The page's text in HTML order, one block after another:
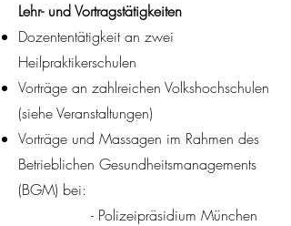
Lehr- und Vortragstätigkeiten
Dozententätigkeit an zwei
Heilpraktikerschulen
Vorträge an zahlreichen Volkshochschulen
(siehe Veranstaltungen)
Vorträge und Massagen im Rahmen des
Betrieblichen Gesundheitsmanagements
(BGM) bei:
- Polizeipräsidium München